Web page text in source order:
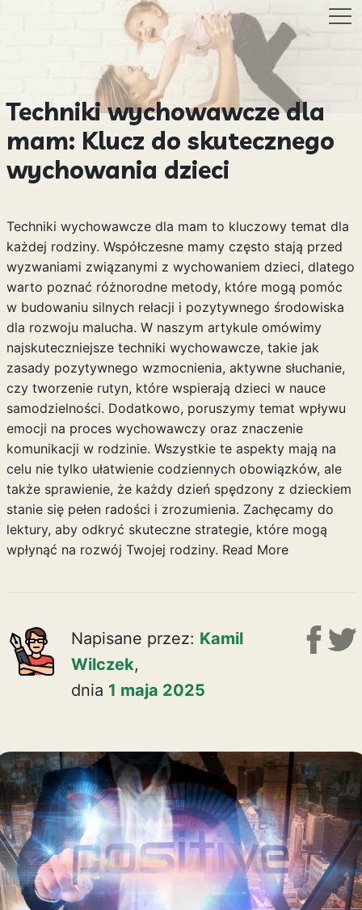
Techniki wychowawcze dla
mam: Klucz do skutecznego
wychowania dzieci
Techniki wychowawcze dla mam to kluczowy temat dla
każdej rodziny. Współczesne mamy często stają przed
wyzwaniami związanymi z wychowaniem dzieci, dlatego
warto poznać różnorodne metody, które mogą pomóc
w budowaniu silnych relacji i pozytywnego środowiska
dla rozwoju malucha. W naszym artykule omówimy
najskuteczniejsze techniki wychowawcze, takie jak
zasady pozytywnego wzmocnienia, aktywne słuchanie,
czy tworzenie rutyn, które wspierają dzieci w nauce
samodzielności. Dodatkowo, poruszymy temat wpływu
emocji na proces wychowawczy oraz znaczenie
komunikacji w rodzinie. Wszystkie te aspekty mają na
celu nie tylko ułatwienie codziennych obowiązków, ale
także sprawienie, że każdy dzień spędzony z dzieckiem
stanie się pełen radości i zrozumienia. Zachęcamy do
lektury, aby odkryć skuteczne strategie, które mogą
wpłynąć na rozwój Twojej rodziny. Read More
Napisane przez: Kamil
Wilczek,
dnia 1 maja 2025